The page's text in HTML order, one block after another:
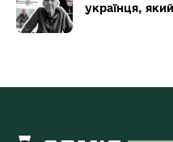
українця,